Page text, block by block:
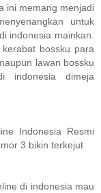
ini memang menjadi
untuk
indonesia mainkan.
bossku para
lawan bossku
indonesia dimeja
Indonesia Resmi
3 bikin terkejut
di indonesia mau